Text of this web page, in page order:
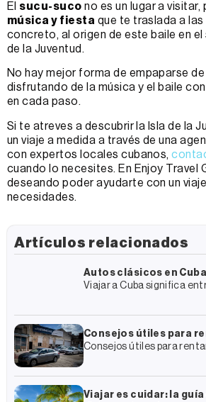
El sucu-suco no es un lugar a visitar,
música y fiesta que te traslada a las
concreto, al origen de este baile en el
de la Juventud.
No hay mejor forma de empaparse
disfrutando de la música y el baile
en cada paso.
Si te atreves a descubrir la Isla de la
un viaje a medida a través de una
con expertos locales cubanos,
cuando lo necesites. En Enjoy Travel
deseando poder ayudarte con un
necesidades.
Artículos relacionados
Autos clásicos en
y cómo vivir la
Viajar a Cuba significa
Consejos útiles para
en Cuba
Consejos útiles para
Cuba En tu plan de viaje a
Viajar es cuidar: la